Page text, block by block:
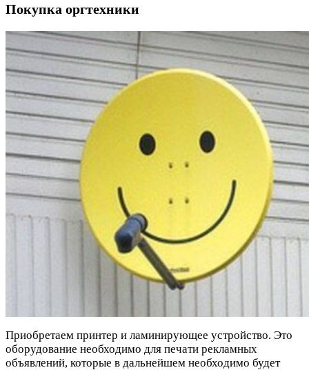
Покупка оргтехники
Приобретаем принтер и ламинирующее устройство. Это
оборудование необходимо для печати рекламных
объявлений, которые в дальнейшем необходимо будет